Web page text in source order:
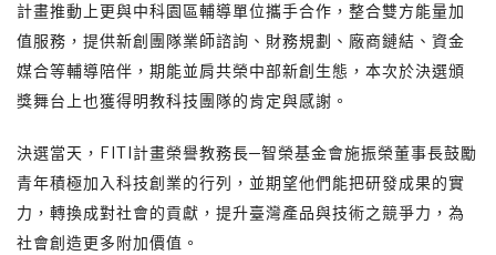
計畫推動上更與中科園區輔導單位攜手合作，整合雙方能量加
值服務，提供新創團隊業師諮詢、財務規劃、廠商鏈結、資金
媒合等輔導陪伴，期能並肩共榮中部新創生態，本次於決選頒
獎舞台上也獲得明教科技團隊的肯定與感謝。
決選當天，FITI計畫榮譽教務長─智榮基金會施振榮董事長鼓勵
青年積極加入科技創業的行列，並期望他們能把研發成果的實
力，轉換成對社會的貢獻，提升臺灣產品與技術之競爭力，為
社會創造更多附加價值。